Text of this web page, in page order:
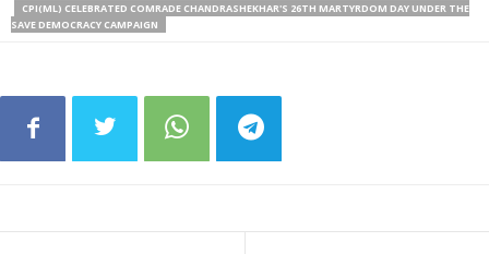
CPI(ML) CELEBRATED COMRADE CHANDRASHEKHAR'S 26TH MARTYRDOM DAY UNDER THE
SAVE DEMOCRACY CAMPAIGN